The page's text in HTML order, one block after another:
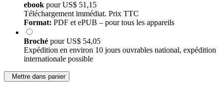
ebook pourUS$ 51,15
Téléchargement immédiat. Prix TTC
Format: PDF et ePUB – pour tous les appareils
Broché pourUS$ 54,05
Expédition en environ 10 jours ouvrables national, expédition
internationale possible
Mettre dans panier